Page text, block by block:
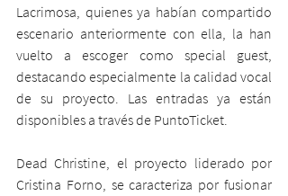
Lacrimosa, quienes ya habían compartido
escenario anteriormente con ella, la han
vuelto a escoger como special guest,
destacando especialmente la calidad vocal
de su proyecto. Las entradas ya están
disponibles a través de PuntoTicket.
Dead Christine, el proyecto liderado por
Cristina Forno, se caracteriza por fusionar